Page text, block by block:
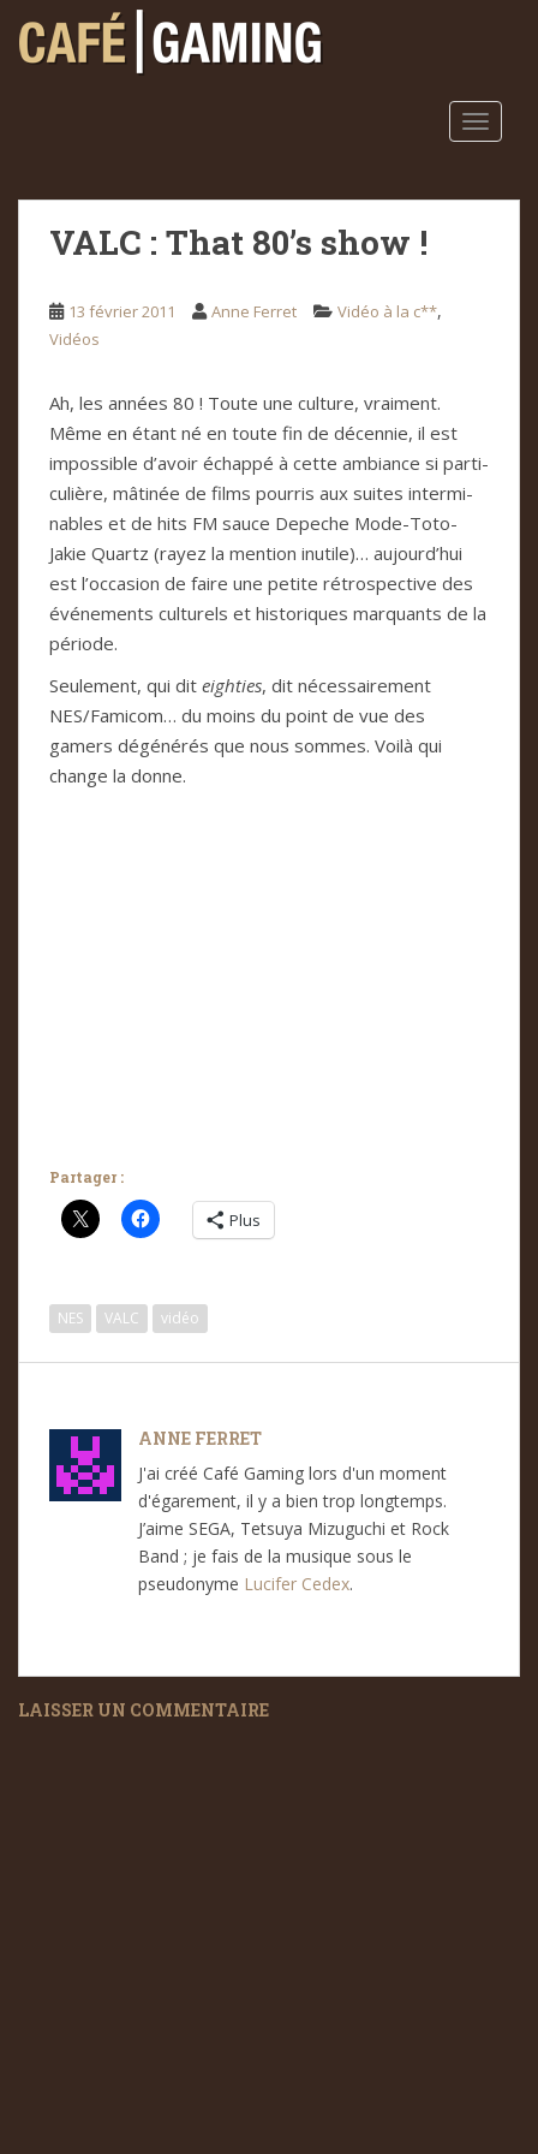
VALC : That 80’s show !
13 février 2011 Anne Ferret Vidéo à la c**,
Vidéos
Ah, les années 80 ! Toute une cul­ture, vrai­ment.
Même en étant né en toute fin de décen­nie, il est
impos­si­ble d’avoir échappé à cette ambiance si par­ti­
cu­lière, mâti­née de films pour­ris aux sui­tes inter­mi­
na­bles et de hits FM sauce Depe­che Mode-Toto-
Jakie Quartz (rayez la men­tion inu­tile)… aujourd’hui
est l’occa­sion de faire une petite rétros­pec­tive des
évé­ne­ments cul­tu­rels et his­to­ri­ques mar­quants de la
période.
Seu­le­ment, qui dit eigh­ties, dit néces­sai­re­ment
NES/Fami­com… du moins du point de vue des
gamers dégé­né­rés que nous som­mes. Voilà qui
change la donne.
Partager :
Plus
NES VALC vidéo
ANNE FERRET
J'ai créé Café Gaming lors d'un moment
d'égarement, il y a bien trop longtemps.
J’aime SEGA, Tetsuya Mizuguchi et Rock
Band ; je fais de la musique sous le
pseudonyme Lucifer Cedex.
LAISSER UN COMMENTAIRE